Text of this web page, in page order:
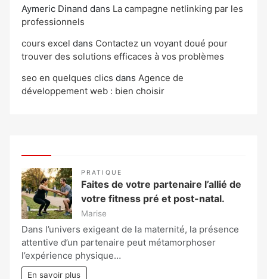
Aymeric Dinand dans La campagne netlinking par les
professionnels
cours excel dans Contactez un voyant doué pour
trouver des solutions efficaces à vos problèmes
seo en quelques clics dans Agence de
développement web : bien choisir
PRATIQUE
Faites de votre partenaire l’allié de
votre fitness pré et post-natal.
Marise
Dans l’univers exigeant de la maternité, la présence
attentive d’un partenaire peut métamorphoser
l’expérience physique…
En savoir plus